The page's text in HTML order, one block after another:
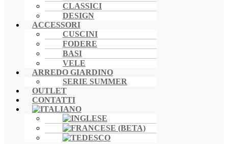
CLASSICI
DESIGN
ACCESSORI
CUSCINI
FODERE
BASI
VELE
ARREDO GIARDINO
SERIE SUMMER
OUTLET
CONTATTI